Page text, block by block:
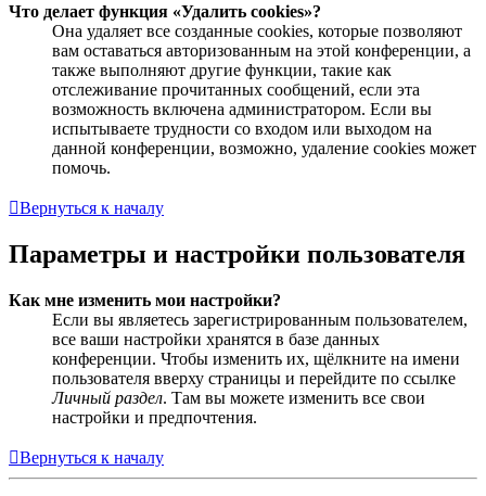
Что делает функция «Удалить cookies»?
Она удаляет все созданные cookies, которые позволяют
вам оставаться авторизованным на этой конференции, а
также выполняют другие функции, такие как
отслеживание прочитанных сообщений, если эта
возможность включена администратором. Если вы
испытываете трудности со входом или выходом на
данной конференции, возможно, удаление cookies может
помочь.
Вернуться к началу
Параметры и настройки пользователя
Как мне изменить мои настройки?
Если вы являетесь зарегистрированным пользователем,
все ваши настройки хранятся в базе данных
конференции. Чтобы изменить их, щёлкните на имени
пользователя вверху страницы и перейдите по ссылке
Личный раздел. Там вы можете изменить все свои
настройки и предпочтения.
Вернуться к началу